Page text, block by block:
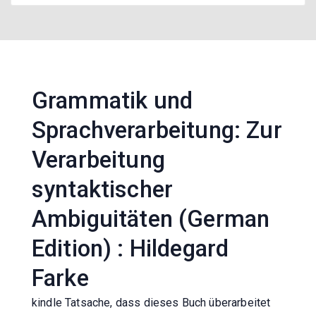
Grammatik und
Sprachverarbeitung: Zur
Verarbeitung
syntaktischer
Ambiguitäten (German
Edition) : Hildegard
Farke
kindle Tatsache, dass dieses Buch überarbeitet